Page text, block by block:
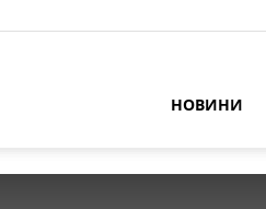
НОВИНИ